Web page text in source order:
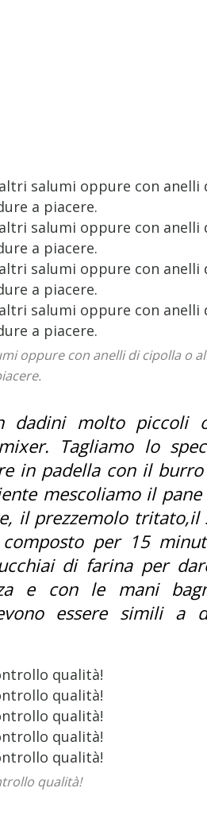
oppure con anelli di cipolla o
dadini molto piccoli
Tagliamo lo
in padella con il
mescoliamo il pane
il prezzemolo tritato,il
per 15
di farina per
e con le mani
essere simili a
qualità!